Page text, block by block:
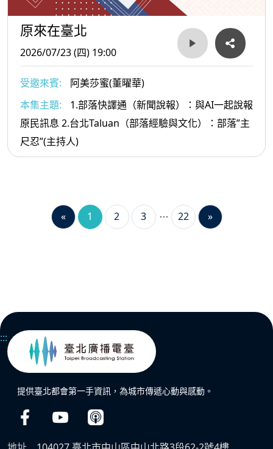
原來在臺北
2026/07/23 (四) 19:00
受邀來賓:
阿美莎蜜(董曜華)
本集主題:
1.部落快譯通（新聞說報）：與AI一起說報
原民訊息 2.台北Taluan（部落經驗與文化）：部落”主
尺忍”(主持人)
« 1 2 3 22 »
:::
提供臺北都會第一手資訊，為城市傳遞心動與感動。